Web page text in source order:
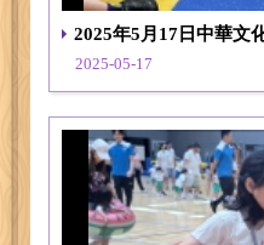
2025年5月17日中華文
2025-05-17